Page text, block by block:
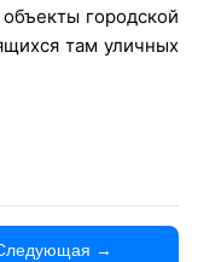
городской
там уличных
→